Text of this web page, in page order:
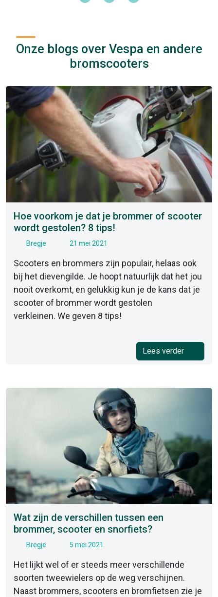
Onze blogs over Vespa en andere
bromscooters
Hoe voorkom je dat je brommer of scooter
wordt gestolen? 8 tips!
Bregje 21 mei 2021
Scooters en brommers zijn populair, helaas ook
bij het dievengilde. Je hoopt natuurlijk dat het jou
nooit overkomt, en gelukkig kun je de kans dat je
scooter of brommer wordt gestolen
verkleinen. We geven 8 tips!
Lees verder
Wat zijn de verschillen tussen een
brommer, scooter en snorfiets?
Bregje 5 mei 2021
Het lijkt wel of er steeds meer verschillende
soorten tweewielers op de weg verschijnen.
Naast brommers, scooters en bromfietsen zie je